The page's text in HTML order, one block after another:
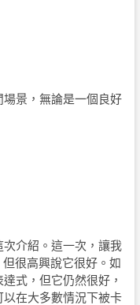
景，無論是一個良好
介紹。這一次，讓我
很高興說它很好。如
式，但它仍然很好，
在大多數情況下被卡